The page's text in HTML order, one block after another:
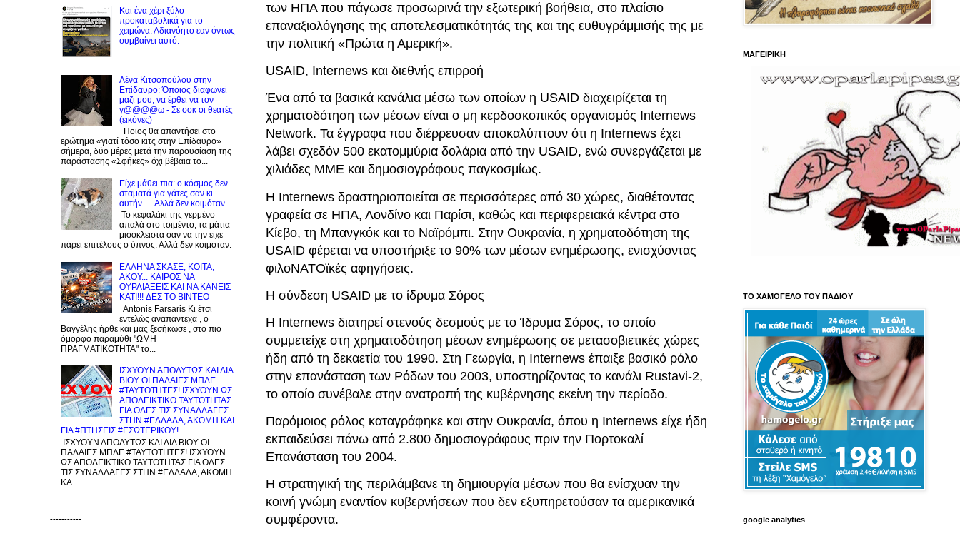
των ΗΠΑ που πάγωσε προσωρινά την εξωτερική βοήθεια, στο πλαίσιο
επαναξιολόγησης της αποτελεσματικότητάς της και της ευθυγράμμισής της με
την πολιτική «Πρώτα η Αμερική».
USAID, Internews και διεθνής επιρροή
Ένα από τα βασικά κανάλια μέσω των οποίων η USAID διαχειρίζεται τη
χρηματοδότηση των μέσων είναι ο μη κερδοσκοπικός οργανισμός Internews
Network. Τα έγγραφα που διέρρευσαν αποκαλύπτουν ότι η Internews έχει
λάβει σχεδόν 500 εκατομμύρια δολάρια από την USAID, ενώ συνεργάζεται με
χιλιάδες ΜΜΕ και δημοσιογράφους παγκοσμίως.
Η Internews δραστηριοποιείται σε περισσότερες από 30 χώρες, διαθέτοντας
γραφεία σε ΗΠΑ, Λονδίνο και Παρίσι, καθώς και περιφερειακά κέντρα στο
Κίεβο, τη Μπανγκόκ και το Ναϊρόμπι. Στην Ουκρανία, η χρηματοδότηση της
USAID φέρεται να υποστήριξε το 90% των μέσων ενημέρωσης, ενισχύοντας
φιλοΝΑΤΟϊκές αφηγήσεις.
H σύνδεση USAID με το ίδρυμα Σόρος
Η Internews διατηρεί στενούς δεσμούς με το Ίδρυμα Σόρος, το οποίο
συμμετείχε στη χρηματοδότηση μέσων ενημέρωσης σε μετασοβιετικές χώρες
ήδη από τη δεκαετία του 1990. Στη Γεωργία, η Internews έπαιξε βασικό ρόλο
στην επανάσταση των Ρόδων του 2003, υποστηρίζοντας το κανάλι Rustavi-2,
το οποίο συνέβαλε στην ανατροπή της κυβέρνησης εκείνη την περίοδο.
Παρόμοιος ρόλος καταγράφηκε και στην Ουκρανία, όπου η Internews είχε ήδη
εκπαιδεύσει πάνω από 2.800 δημοσιογράφους πριν την Πορτοκαλί
Επανάσταση του 2004.
Η στρατηγική της περιλάμβανε τη δημιουργία μέσων που θα ενίσχυαν την
κοινή γνώμη εναντίον κυβερνήσεων που δεν εξυπηρετούσαν τα αμερικανικά
συμφέροντα.
Και ένα χέρι ξύλο
προκαταβολικά για το
χειμώνα. Αδιανόητο εαν όντως
συμβαίνει αυτό.
Λένα Κιτσοπούλου στην
Επίδαυρο: Όποιος διαφωνεί
μαζί μου, να έρθει να τον
γ@@@@ω - Σε σοκ οι θεατές
(εικόνες)
Ποιος θα απαντήσει στο
ερώτημα «γιατί τόσο κιτς στην Επίδαυρο»
σήμερα, δύο μέρες μετά την παρουσίαση της
παράστασης «Σφήκες» όχι βέβαια το...
Είχε μάθει πια: ο κόσμος δεν
σταματά για γάτες σαν κι
αυτήν..... Αλλά δεν κοιμόταν.
Το κεφαλάκι της γερμένο
απαλά στο τσιμέντο, τα μάτια
μισόκλειστα σαν να την είχε
πάρει επιτέλους ο ύπνος. Αλλά δεν κοιμόταν.
EΛΛΗΝΑ ΣΚΑΣΕ, ΚΟΙΤΑ,
ΑΚΟΥ... ΚΑΙΡΟΣ ΝΑ
ΟΥΡΛIAΞΕΙΣ ΚΑΙ ΝΑ ΚΑΝΕΙΣ
KATI!!! ΔΕΣ TO BINTEO
Antonis Farsaris Κι έτσι
εντελώς αναπάντεχα , ο
Βαγγέλης ήρθε και μας ξεσήκωσε , στο πιο
όμορφο παραμύθι "ΩΜΗ
ΠΡΑΓΜΑΤΙΚΟΤΗΤΑ" το...
ΙΣΧΥΟΥΝ ΑΠΟΛΥΤΩΣ ΚΑΙ ΔΙΑ
ΒΙΟΥ ΟΙ ΠΑΛΑΙΕΣ ΜΠΛΕ
#ΤΑΥΤΟΤΗΤΕΣ! ΙΣΧΥΟΥΝ ΩΣ
ΑΠΟΔΕΙΚΤΙΚΟ ΤΑΥΤΟΤΗΤΑΣ
ΓΙΑ ΟΛΕΣ ΤΙΣ ΣΥΝΑΛΛΑΓΕΣ
ΣΤΗΝ #ΕΛΛΑΔΑ, ΑΚΟΜΗ ΚΑΙ
ΓΙΑ #ΠΤΗΣΕΙΣ #ΕΣΩΤΕΡΙΚΟΥ!
ΙΣΧΥΟΥΝ ΑΠΟΛΥΤΩΣ ΚΑΙ ΔΙΑ ΒΙΟΥ ΟΙ
ΠΑΛΑΙΕΣ ΜΠΛΕ #ΤΑΥΤΟΤΗΤΕΣ! ΙΣΧΥΟΥΝ
ΩΣ ΑΠΟΔΕΙΚΤΙΚΟ ΤΑΥΤΟΤΗΤΑΣ ΓΙΑ ΟΛΕΣ
ΤΙΣ ΣΥΝΑΛΛΑΓΕΣ ΣΤΗΝ #ΕΛΛΑΔΑ, ΑΚΟΜΗ
ΚΑ...
-----------
ΜΑΓΕΙΡΙΚΗ
ΤΟ ΧΑΜΟΓΕΛΟ ΤΟΥ ΠΑΔΙΟΥ
google analytics